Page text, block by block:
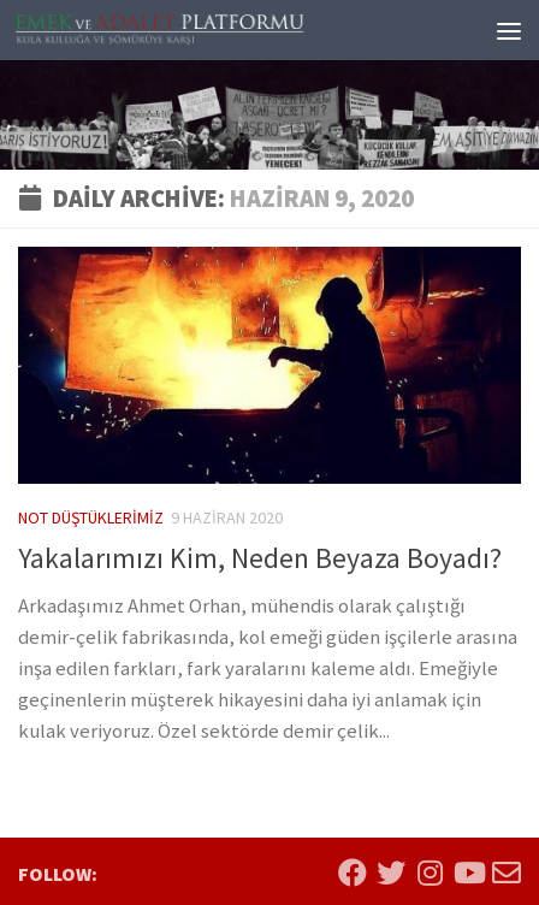
Skip to content
DAILY ARCHIVE: HAZIRAN 9, 2020
NOT DÜŞTÜKLERIMIZ 9 HAZIRAN 2020
Yakalarımızı Kim, Neden Beyaza Boyadı?
Arkadaşımız Ahmet Orhan, mühendis olarak çalıştığı
demir-çelik fabrikasında, kol emeği güden işçilerle arasına
inşa edilen farkları, fark yaralarını kaleme aldı. Emeğiyle
geçinenlerin müşterek hikayesini daha iyi anlamak için
kulak veriyoruz. Özel sektörde demir çelik...
FOLLOW: